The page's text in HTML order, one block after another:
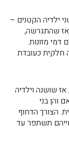
שני ילדיה הקטנים –
שהתגרשה,
מזונות.
חלקית כעובדת
שושנה וילדיה
והן בני
הצורך הדחוף
תשתפר עד